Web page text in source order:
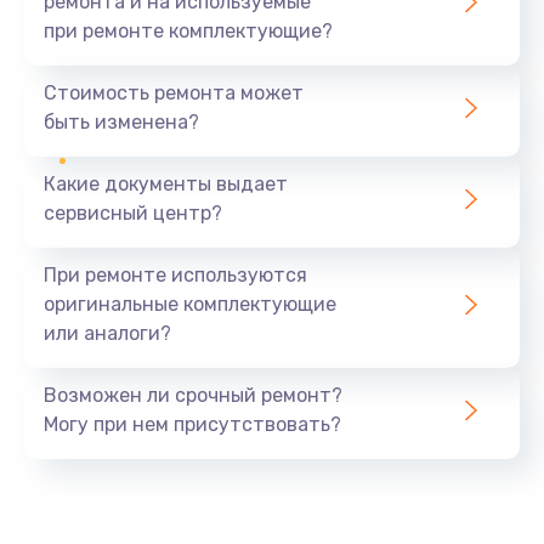
1440 руб.
Ремонт южного моста
Замена батарейки BIOS
Заказать
при ремонте комплектующие?
Стоимость ремонта может
быть изменена?
Какие документы выдает
сервисный центр?
При ремонте используются
оригинальные комплектующие
или аналоги?
Возможен ли срочный ремонт?
Могу при нем присутствовать?